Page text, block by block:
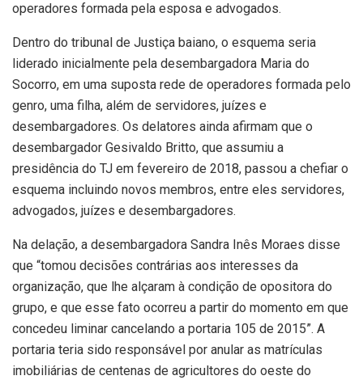
operadores formada pela esposa e advogados.
Dentro do tribunal de Justiça baiano, o esquema seria
liderado inicialmente pela desembargadora Maria do
Socorro, em uma suposta rede de operadores formada pelo
genro, uma filha, além de servidores, juízes e
desembargadores. Os delatores ainda afirmam que o
desembargador Gesivaldo Britto, que assumiu a
presidência do TJ em fevereiro de 2018, passou a chefiar o
esquema incluindo novos membros, entre eles servidores,
advogados, juízes e desembargadores.
Na delação, a desembargadora Sandra Inês Moraes disse
que “tomou decisões contrárias aos interesses da
organização, que lhe alçaram à condição de opositora do
grupo, e que esse fato ocorreu a partir do momento em que
concedeu liminar cancelando a portaria 105 de 2015”. A
portaria teria sido responsável por anular as matrículas
imobiliárias de centenas de agricultores do oeste do